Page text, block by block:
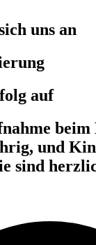
uns an
auf
und
sind